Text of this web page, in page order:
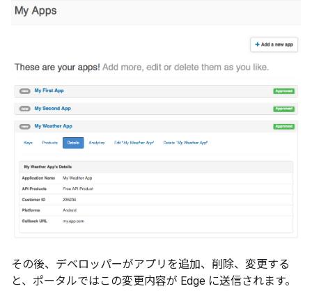
その後、デベロッパーがアプリを追加、削除、変更する
と、ポータルではこの変更内容が Edge に送信されます。